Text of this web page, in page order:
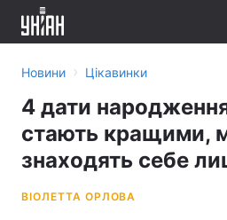
Новини › Цікавинки
4 дати
стають кращими,
знаходять себе
ВІОЛЕТТА ОРЛОВА